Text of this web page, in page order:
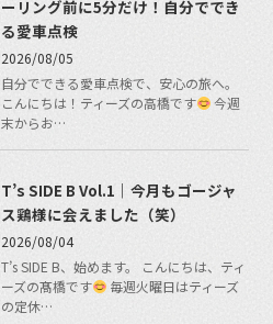
ーリング前に5分だけ！自分ででき
る愛車点検
2026/08/05
自分でできる愛車点検で、安心の旅へ。
こんにちは！ティーズの高橋です
今週
末からお…
T’s SIDE B Vol.1｜今月もゴージャ
ス鶏様に会えました（笑）
2026/08/04
T’s SIDE B、始めます。 こんにちは、ティ
ーズの髙橋です
毎週火曜日はティーズ
の定休…